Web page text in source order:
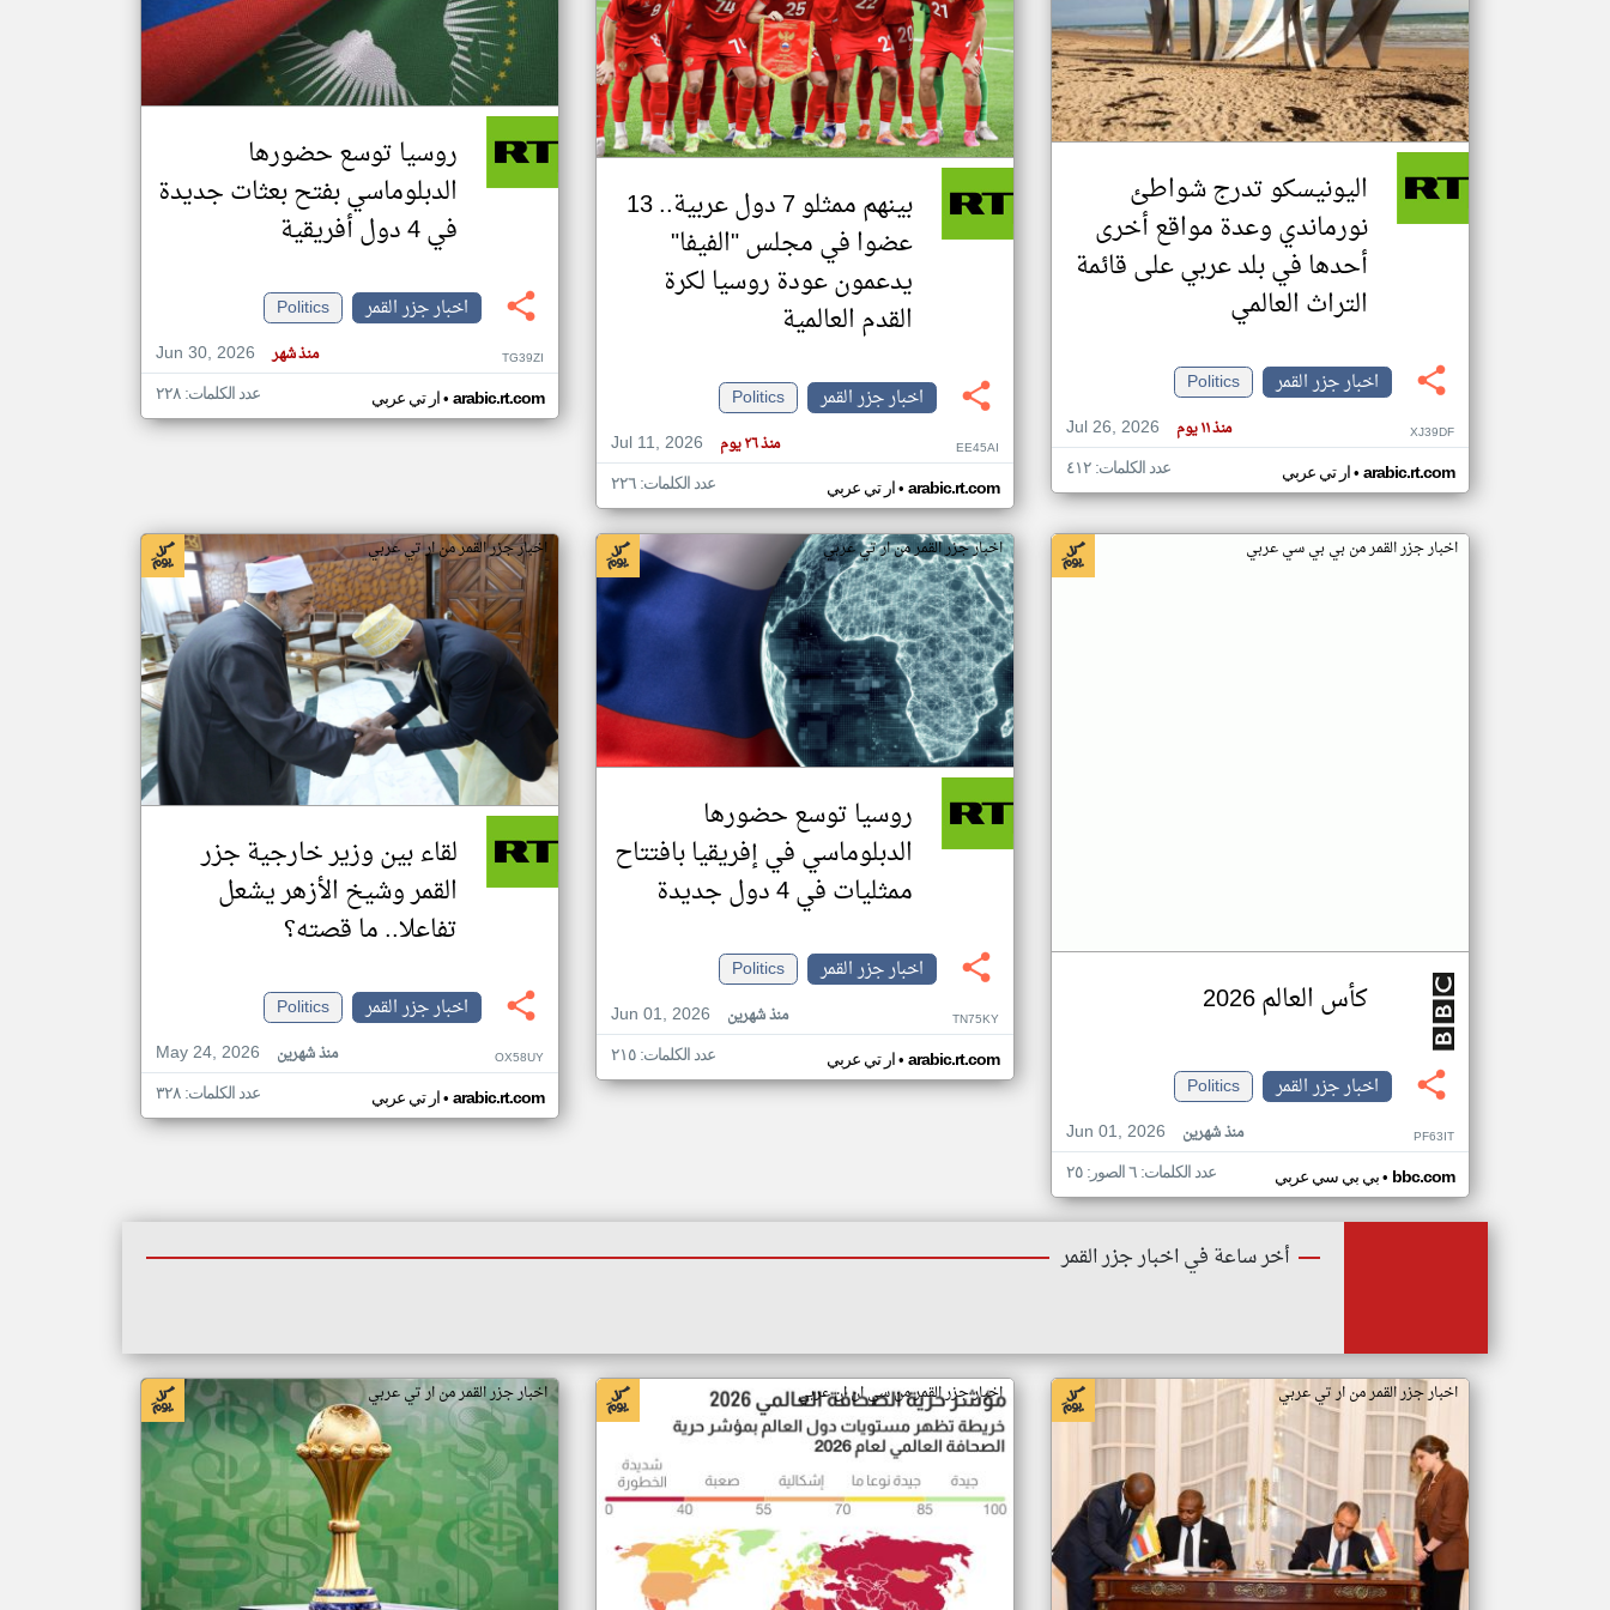
تغيير الدولة
اخبار جزر القمر على مدار الساعة
أهم اخبار جزر القمر العاجلة والمباشرة
اليونيسكو تدرج شواطئ
نورماندي وعدة مواقع أخرى
أحدها في بلد عربي على قائمة
التراث العالمي
اخبار جزر القمر
Politics
Jul 26, 2026
منذ ١١ يوم XJ39DF
ار تي عربي• arabic.rt.com عدد الكلمات: ٤١٢
بينهم ممثلو 7 دول عربية.. 13
عضوا في مجلس "الفيفا"
يدعمون عودة روسيا لكرة
القدم العالمية
اخبار جزر القمر
Politics
Jul 11, 2026
منذ ٢٦ يوم EE45AI
ار تي عربي• arabic.rt.com عدد الكلمات: ٢٢٦
روسيا توسع حضورها
الدبلوماسي بفتح بعثات جديدة
في 4 دول أفريقية
اخبار جزر القمر
Politics
Jun 30, 2026
منذ شهر TG39ZI
ار تي عربي• arabic.rt.com عدد الكلمات: ٢٢٨
اخبار جزر القمر من بي بي سي عربي
كأس العالم 2026
اخبار جزر القمر
Politics
Jun 01, 2026
منذ شهرين PF63IT
بي بي سي عربي• bbc.com عدد الكلمات: ٦ الصور: ٢٥
اخبار جزر القمر من ار تي عربي
روسيا توسع حضورها
الدبلوماسي في إفريقيا بافتتاح
ممثليات في 4 دول جديدة
اخبار جزر القمر
Politics
Jun 01, 2026
منذ شهرين TN75KY
ار تي عربي• arabic.rt.com عدد الكلمات: ٢١٥
اخبار جزر القمر من ار تي عربي
لقاء بين وزير خارجية جزر
القمر وشيخ الأزهر يشعل
تفاعلا.. ما قصته؟
اخبار جزر القمر
Politics
May 24, 2026
منذ شهرين OX58UY
ار تي عربي• arabic.rt.com عدد الكلمات: ٣٢٨
أخر ساعة في اخبار جزر القمر
اخبار جزر القمر من ار تي عربي اخبار جزر القمر من سي ان ان عربي اخبار جزر القمر من ار تي عربي
klyoum.com